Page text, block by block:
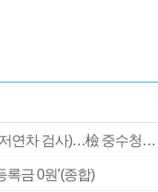
검사 신분 버리고 직급하향(10년 이하 저연차 검사)…檢 중수청행 기피
금 0원’(종합)